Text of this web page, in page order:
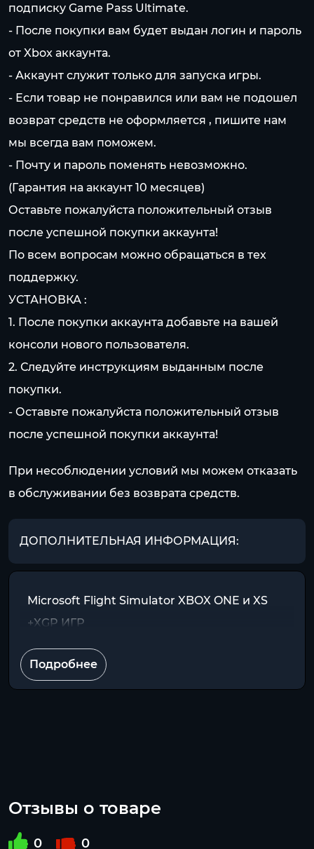
подписку Game Pass Ultimate.
- После покупки вам будет выдан логин и пароль
от Xbox аккаунта.
- Аккаунт служит только для запуска игры.
- Если товар не понравился или вам не подошел
возврат средств не оформляется , пишите нам
мы всегда вам поможем.
- Почту и пароль поменять невозможно.
(Гарантия на аккаунт 10 месяцев)
Оставьте пожалуйста положительный отзыв
после успешной покупки аккаунта!
По всем вопросам можно обращаться в тех
поддержку.
УСТАНОВКА :
1. После покупки аккаунта добавьте на вашей
консоли нового пользователя.
2. Следуйте инструкциям выданным после
покупки.
- Оставьте пожалуйста положительный отзыв
после успешной покупки аккаунта!
При несоблюдении условий мы можем отказать
в обслуживании без возврата средств.
ДОПОЛНИТЕЛЬНАЯ ИНФОРМАЦИЯ:
Microsoft Flight Simulator XBOX ONE и XS
+XGP ИГР
Подробнее
Отзывы о товаре
0 0